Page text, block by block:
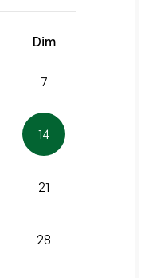
Dim
7
14
21
28